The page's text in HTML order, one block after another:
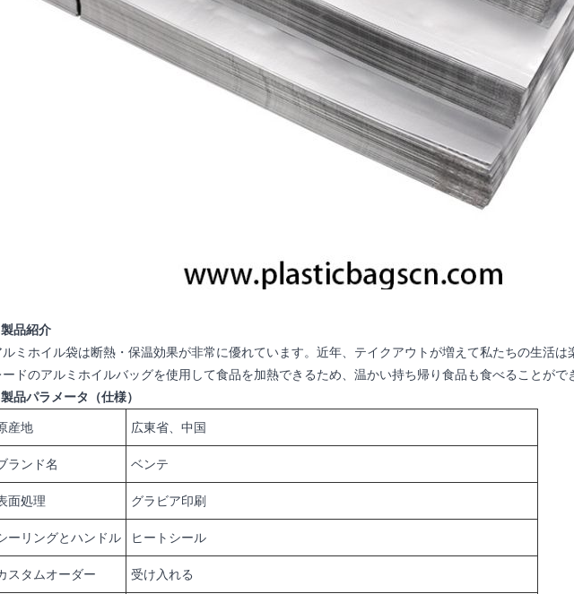
品紹介
ルミホイル袋は断熱・保温効果が非常に優れています。近年、テイクアウトが増えて私たちの生活
ードのアルミホイルバッグを使用して食品を加熱できるため、温かい持ち帰り食品も食べることがで
品パラメータ（仕様）
産地 広東省、中国
ランド名 ベンテ
面処理 グラビア印刷
ーリングとハンドル ヒートシール
スタムオーダー 受け入れる